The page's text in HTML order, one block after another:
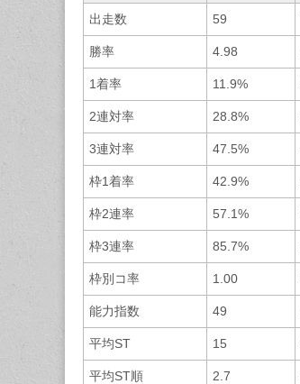
出走数 59
勝率 4.98
1着率 11.9%
2連対率 28.8%
3連対率 47.5%
枠1着率 42.9%
枠2連率 57.1%
枠3連率 85.7%
枠別コ率 1.00
能力指数 49
平均ST 15
平均ST順 2.7